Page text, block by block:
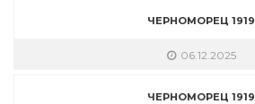
ЧЕРНОМОРЕЦ 1919
06.12.2025
ЧЕРНОМОРЕЦ 1919